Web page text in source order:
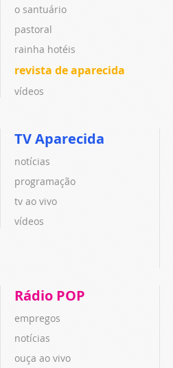
o santuário
pastoral
rainha hotéis
revista de aparecida
vídeos
TV Aparecida
notícias
programação
tv ao vivo
vídeos
Rádio POP
empregos
notícias
ouça ao vivo